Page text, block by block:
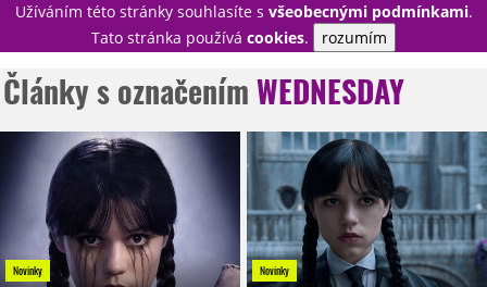
Užíváním této stránky souhlasíte s všeobecnými podmínkami.
Tato stránka používá cookies. rozumím
PŘIHLÁSIT
NOVINKY
TÉMATA
RECENZE
EPIZODY
KULT
TRAILERY
GALERIE
DISKUZE
STATISTIKY
TIRÁŽ
Články s označenímWEDNESDAY
Novinky Novinky